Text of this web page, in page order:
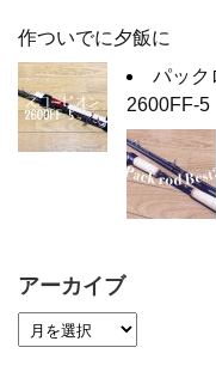
作ついでに夕飯に
パック
2600FF-5
アーカイブ